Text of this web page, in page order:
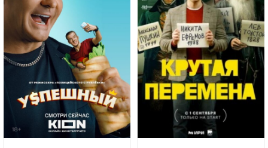
3
сезон
1
сезон 18+